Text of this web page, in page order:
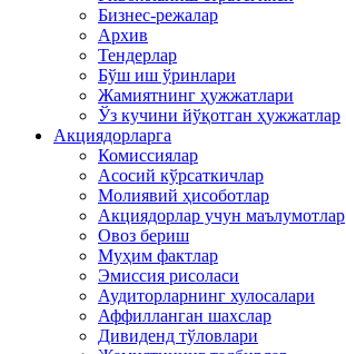
Бизнес-режалар
Архив
Тендерлар
Бўш иш ўринлари
Жамиятнинг ҳужжатлари
Ўз кучини йўқотган ҳужжатлар
Акциядорларга
Комиссиялар
Асосий кўрсаткичлар
Молиявий ҳисоботлар
Акциядорлар учун маълумотлар
Овоз бериш
Муҳим фактлар
Эмиссия рисоласи
Аудиторларнинг хулосалари
Аффилланган шахслар
Дивиденд тўловлари